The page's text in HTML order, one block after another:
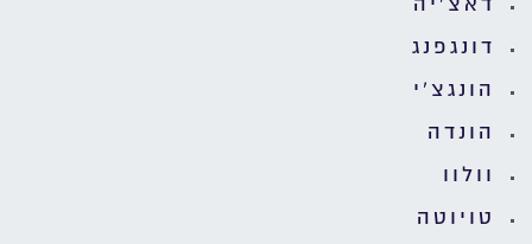
דונגפנג
הונגצ'י
הונדה
וולוו
טויוטה